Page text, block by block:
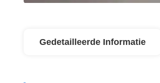
Gedetailleerde Informatie